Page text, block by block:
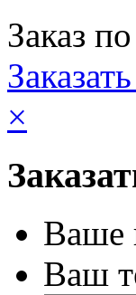
Заказ
×
Ваше
Ваш